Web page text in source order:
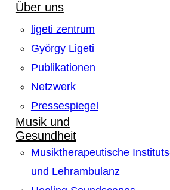
Über uns
ligeti zentrum
György Ligeti
Publikationen
Netzwerk
Pressespiegel
Musik und
Gesundheit
Musiktherapeutische
und Lehrambulanz